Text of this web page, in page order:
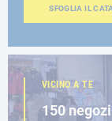
SFOGLIA IL
VICINO A TE
150